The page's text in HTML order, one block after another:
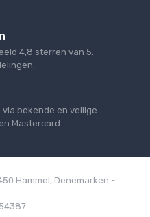
4,8 sterren van 5
bekende en veilige
Mastercard.
Hammel, Denemarken -